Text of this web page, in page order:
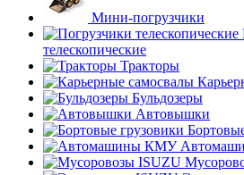
Мини-погрузчики
телескопические
Тракторы
Бульдозеры
Автовышки